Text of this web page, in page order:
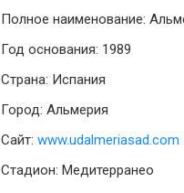
Полное наименование:
Год основания: 1989
Страна: Испания
Город: Альмерия
Сайт: www.udalmeriasad.com
Стадион: Медитерранео